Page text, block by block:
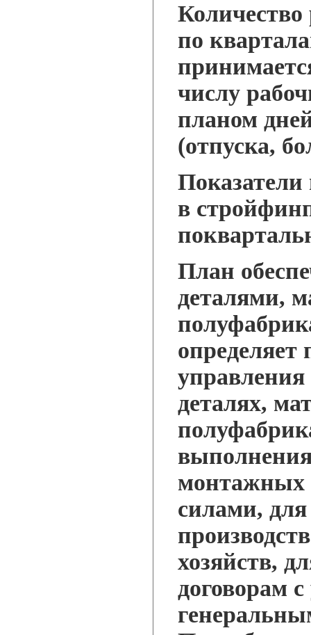
Количество
по
числу
планом
(отпуска,
Показатели
в
План
деталями,
определяет
деталях,
монтажных
силами,
хозяйств,
договорам